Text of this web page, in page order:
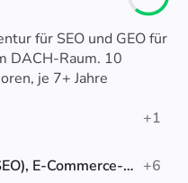
für SEO und GEO für
DACH-Raum. 10
je 7+ Jahre
Awards 2025.
+1
Suchmaschinenoptimierung (SEO), E-Commerce-SEO, SEO-Beratung +6